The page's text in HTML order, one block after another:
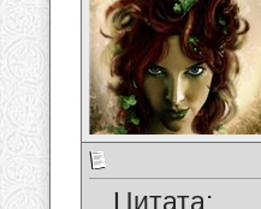
Цитата: